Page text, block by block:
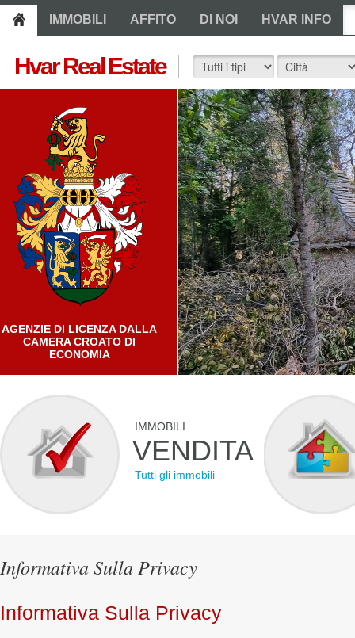
IMMOBILI AFFITO DI NOI HVAR INFO
Hvar Real Estate
AGENZIE DI LICENZA DALLA
CAMERA CROATO DI
ECONOMIA
IMMOBILI
VENDITA
Tutti gli immobili
Informativa Sulla Privacy
Informativa Sulla Privacy